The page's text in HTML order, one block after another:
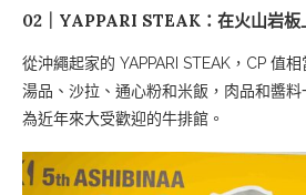
02｜YAPPARI STEAK：在火山岩板
從沖繩起家的 YAPPARI STEAK，CP 值
湯品、沙拉、通心粉和米飯，肉品和醬
為近年來大受歡迎的牛排館。